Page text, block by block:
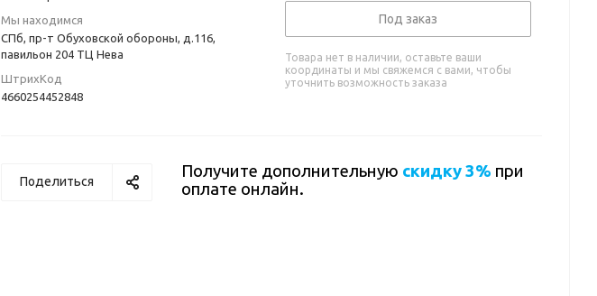
Мы находимся
СПб, пр-т Обуховской обороны, д.116,
павильон 204 ТЦ Нева
ШтрихКод
4660254452848
Под заказ
Товара нет в наличии, оставьте ваши
координаты и мы свяжемся с вами, чтобы
уточнить возможность заказа
Поделиться
Получите дополнительную скидку 3% при
оплате онлайн.